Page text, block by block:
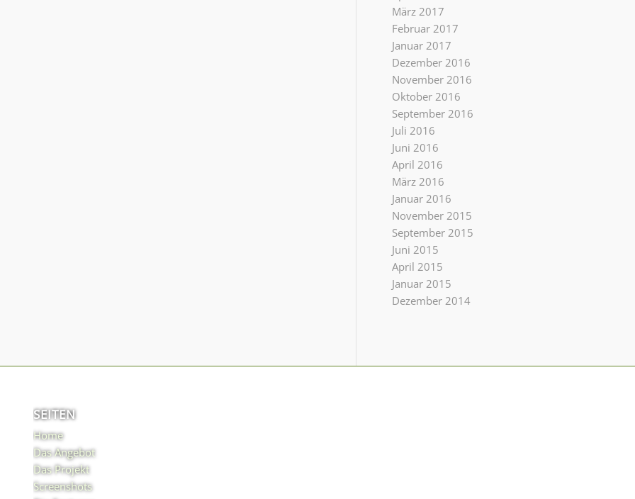
März 2017
Februar 2017
Januar 2017
Dezember 2016
November 2016
Oktober 2016
September 2016
Juli 2016
Juni 2016
April 2016
März 2016
Januar 2016
November 2015
September 2015
Juni 2015
April 2015
Januar 2015
Dezember 2014
SEITEN
Home
Das Angebot
Das Projekt
Screenshots